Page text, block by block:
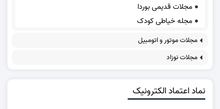
مجلات قدیمی بوردا
مجله خیاطی کودک
مجلات موتور و اتومبیل
مجلات نوزاد
نماد اعتماد الکترونیک